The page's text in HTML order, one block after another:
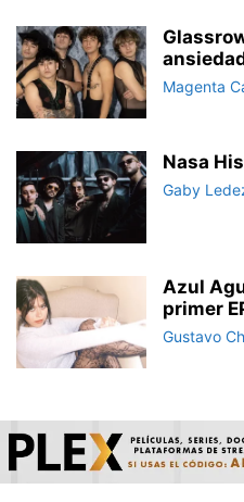
Magenta
Nasa
Gaby
Azul
primer
Gustavo